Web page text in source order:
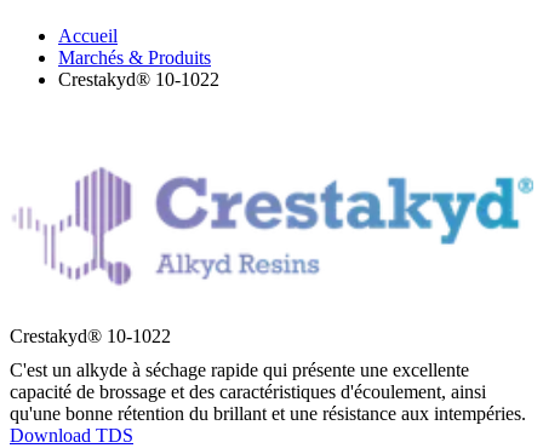
Accueil
Marchés & Produits
Crestakyd® 10-1022
Crestakyd® 10-1022
C'est un alkyde à séchage rapide qui présente une excellente
capacité de brossage et des caractéristiques d'écoulement, ainsi
qu'une bonne rétention du brillant et une résistance aux intempéries.
Download TDS